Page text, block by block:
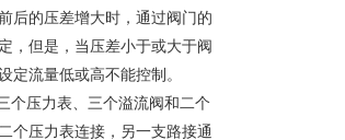
后的压差增大时，通过阀门的
，但是，当压差小于或大于阀
流量低或高不能控制。
个压力表、三个溢流阀和二个
个压力表连接，另一支路接通